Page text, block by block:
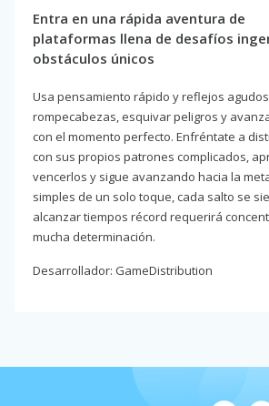
Entra en una rápida aventura de
plataformas llena de desafíos
obstáculos únicos
Usa pensamiento rápido y reflejos
rompecabezas, esquivar peligros y
con el momento perfecto. Enfréntate a
con sus propios patrones complicados,
vencerlos y sigue avanzando hacia la
simples de un solo toque, cada salto se
alcanzar tiempos récord requerirá
mucha determinación.
Desarrollador: GameDistribution